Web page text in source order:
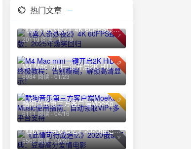
热门文章
1
《喜人奇妙夜2》4K 60FPS臻彩版：2025年爆笑回归
20119 阅读 - 11/19
2
M4 Mac mini一键开启2K HiDPI终极教程：告别模糊，解锁高清显示！
6984 阅读 - 01/23
3
酷狗音乐第三方客户端MoeKoe Music使用指南：自动领取VIP+多平台支持
6111 阅读 - 04/16
4
《此情可待成追忆》2020俄语经典：豆瓣高分爱情电影
5562 阅读 - 09/20